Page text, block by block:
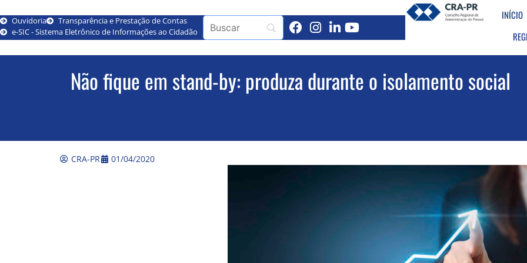
Ouvidoria
Transparência e Prestação de Contas
e-SIC - Sistema Eletrônico de Informações ao Cidadão
INÍCIO
Não fique em stand-by: produza durante o isolamento social
CRA-PR 01/04/2020